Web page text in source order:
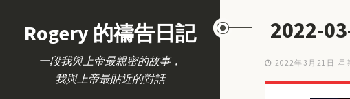
Rogery 的禱告日記
一段我與上帝最親密的故事，
我與上帝最貼近的對話
2022-
2022年3月21日 星